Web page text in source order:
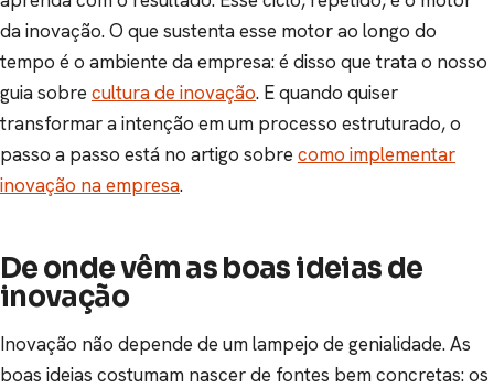
da inovação. O que sustenta esse motor ao longo do
tempo é o ambiente da empresa: é disso que trata o nosso
guia sobre cultura de inovação. E quando quiser
transformar a intenção em um processo estruturado, o
passo a passo está no artigo sobre como implementar
inovação na empresa.
De onde vêm as boas ideias de
inovação
Inovação não depende de um lampejo de genialidade. As
boas ideias costumam nascer de fontes bem concretas: os